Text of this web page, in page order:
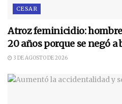
CESAR
Atroz feminicidio:
20 años porque se negó a
3 DE AGOSTO DE 2026